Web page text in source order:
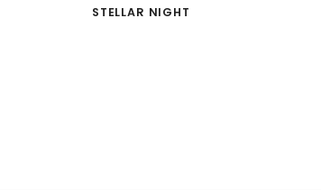
STELLAR NIGHT